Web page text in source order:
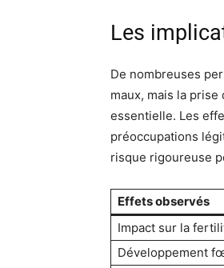
Les
De nombreuses
maux, mais la
essentielle. Les
préoccupations
risque rigoureuse
Effets observés
Impact sur la
Développement